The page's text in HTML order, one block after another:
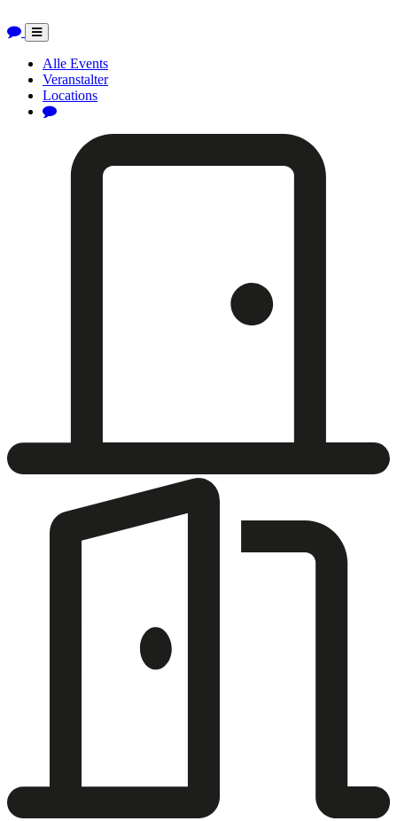
Toggle
navigation
Alle Events
Veranstalter
Locations